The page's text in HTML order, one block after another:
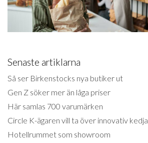
Senaste artiklarna
Så ser Birkenstocks nya butiker ut
Gen Z söker mer än låga priser
Här samlas 700 varumärken
Circle K-ägaren vill ta över innovativ kedja
Hotellrummet som showroom